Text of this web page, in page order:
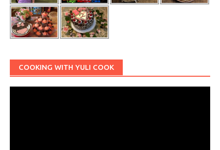
COOKING WITH YULI COOK